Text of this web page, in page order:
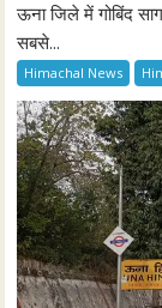
ऊना जिले में गोबिंद
सबसे...
Himachal News